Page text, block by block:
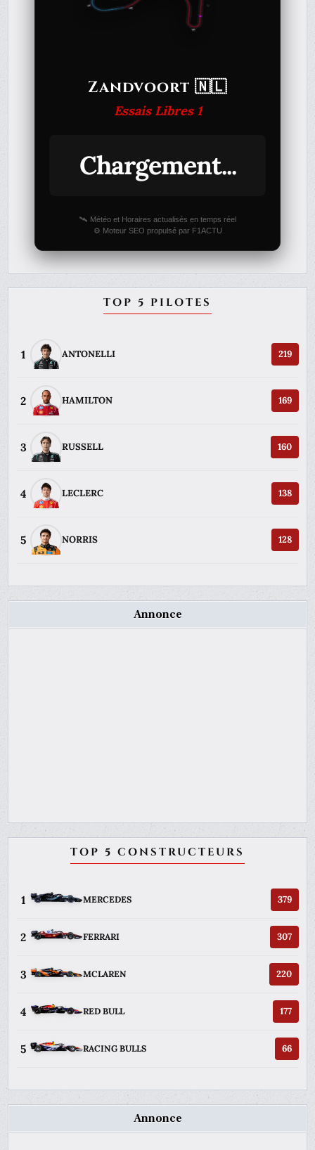
Zandvoort 🇳🇱
Essais Libres 1
Chargement...
🛰️ Météo et Horaires actualisés en temps réel
⚙️ Moteur SEO propulsé par F1ACTU
TOP 5 PILOTES
1 ANTONELLI 219
2 HAMILTON 169
3 RUSSELL 160
4 LECLERC 138
5 NORRIS 128
Annonce
TOP 5 CONSTRUCTEURS
1 MERCEDES 379
2 FERRARI 307
3 MCLAREN 220
4 RED BULL 177
5 RACING BULLS 66
Annonce